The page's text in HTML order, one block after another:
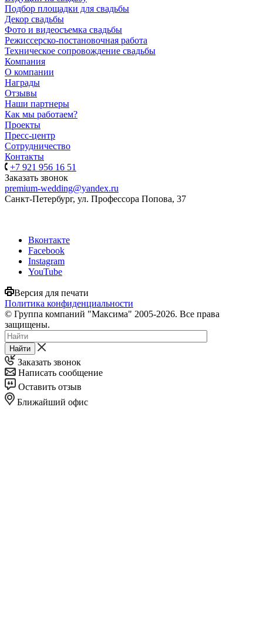
Подбор площадки для свадьбы
Декор свадьбы
Фото и видеосъемка свадьбы
Режиссерско-постановочная работа
Техническое сопровождение свадьбы
Компания
О компании
Награды
Отзывы
Наши партнеры
Как мы работаем?
Проекты
Пресс-центр
Сотрудничество
Контакты
+7 921 956 16 51
Заказать звонок
premium-wedding@yandex.ru
Санкт-Петербург, ул. Профессора Попова, 37
Вконтакте
Facebook
Instagram
YouTube
Версия для печати
Политика конфиденциальности
© Группа компаний "Максима" 2005-2026. Все права
защищены.
Найти
Заказать звонок
Написать сообщение
Оставить отзыв
Ближайший офис